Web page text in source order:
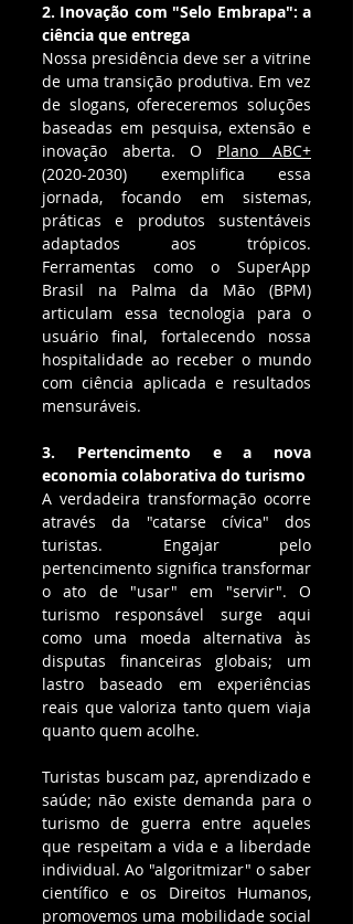
2. Inovação com "Selo Embrapa": a
ciência que entrega
Nossa presidência deve ser a vitrine
de uma transição produtiva. Em vez
de slogans, ofereceremos soluções
baseadas em pesquisa, extensão e
inovação aberta. O Plano ABC+
(2020-2030) exemplifica essa
jornada, focando em sistemas,
práticas e produtos sustentáveis
adaptados aos trópicos.
Ferramentas como o SuperApp
Brasil na Palma da Mão (BPM)
articulam essa tecnologia para o
usuário final, fortalecendo nossa
hospitalidade ao receber o mundo
com ciência aplicada e resultados
mensuráveis.
3. Pertencimento e a nova
economia colaborativa do turismo
A verdadeira transformação ocorre
através da "catarse cívica" dos
turistas. Engajar pelo
pertencimento significa transformar
o ato de "usar" em "servir". O
turismo responsável surge aqui
como uma moeda alternativa às
disputas financeiras globais; um
lastro baseado em experiências
reais que valoriza tanto quem viaja
quanto quem acolhe.
Turistas buscam paz, aprendizado e
saúde; não existe demanda para o
turismo de guerra entre aqueles
que respeitam a vida e a liberdade
individual. Ao "algoritmizar" o saber
científico e os Direitos Humanos,
promovemos uma mobilidade social